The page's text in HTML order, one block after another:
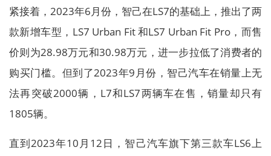
紧接着，2023年6月份，智己在LS7的基础上，推出了两
款新增车型，LS7 Urban Fit 和LS7 Urban Fit Pro，而售
价则为28.98万元和30.98万元，进一步拉低了消费者的
购买门槛。但到了2023年9月份，智己汽车在销量上无
法再突破2000辆，L7和LS7两辆车在售，销量却只有
1805辆。
直到2023年10月12日，智己汽车旗下第三款车LS6上